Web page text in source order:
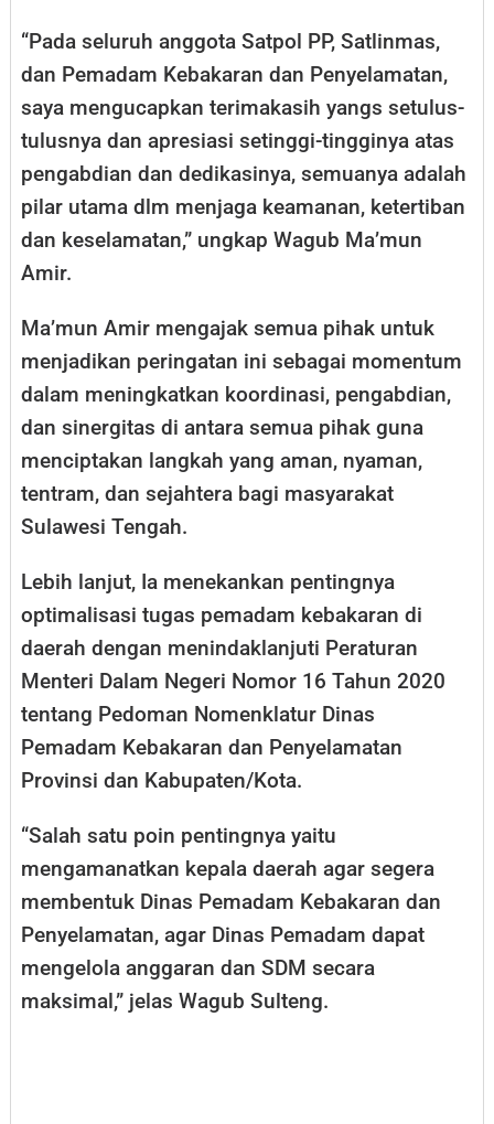
“Pada seluruh anggota Satpol PP, Satlinmas,
dan Pemadam Kebakaran dan Penyelamatan,
saya mengucapkan terimakasih yangs setulus-
tulusnya dan apresiasi setinggi-tingginya atas
pengabdian dan dedikasinya, semuanya adalah
pilar utama dlm menjaga keamanan, ketertiban
dan keselamatan,” ungkap Wagub Ma’mun
Amir.
Ma’mun Amir mengajak semua pihak untuk
menjadikan peringatan ini sebagai momentum
dalam meningkatkan koordinasi, pengabdian,
dan sinergitas di antara semua pihak guna
menciptakan langkah yang aman, nyaman,
tentram, dan sejahtera bagi masyarakat
Sulawesi Tengah.
Lebih lanjut, Ia menekankan pentingnya
optimalisasi tugas pemadam kebakaran di
daerah dengan menindaklanjuti Peraturan
Menteri Dalam Negeri Nomor 16 Tahun 2020
tentang Pedoman Nomenklatur Dinas
Pemadam Kebakaran dan Penyelamatan
Provinsi dan Kabupaten/Kota.
“Salah satu poin pentingnya yaitu
mengamanatkan kepala daerah agar segera
membentuk Dinas Pemadam Kebakaran dan
Penyelamatan, agar Dinas Pemadam dapat
mengelola anggaran dan SDM secara
maksimal,” jelas Wagub Sulteng.